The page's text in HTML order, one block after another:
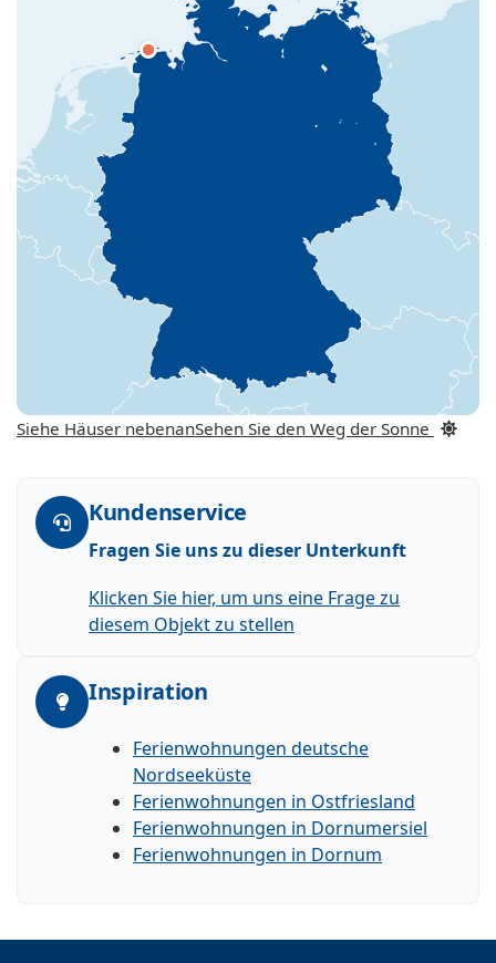
Siehe Häuser nebenanSehen Sie den Weg der Sonne
Kundenservice
Fragen Sie uns zu dieser Unterkunft
Klicken Sie hier, um uns eine Frage zu
diesem Objekt zu stellen
Inspiration
Ferienwohnungen deutsche
Nordseeküste
Ferienwohnungen in Ostfriesland
Ferienwohnungen in Dornumersiel
Ferienwohnungen in Dornum